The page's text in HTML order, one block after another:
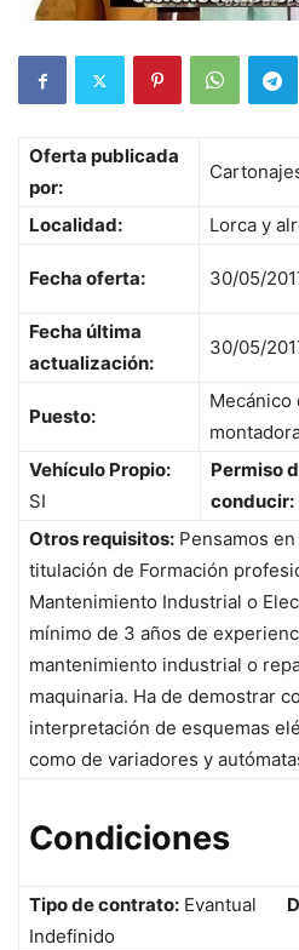
Oferta publicada
por:
Localidad: Lorca y
Fecha oferta: 30/05/
Fecha última
actualización:
30/05/
Puesto:
Mecánico
Vehículo Propio:
SI
Permiso
conducir:
Otros requisitos: Pensamos
titulación de Formación
Mantenimiento Industrial o
mínimo de 3 años de
mantenimiento industrial o
maquinaria. Ha de demostrar
interpretación de esquemas
como de variadores y
Condiciones
Tipo de contrato: Evantual
Indefinido